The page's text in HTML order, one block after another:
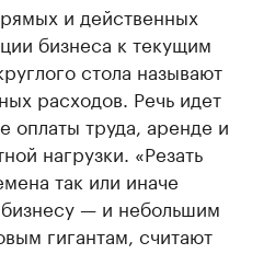
и действенных
бизнеса к текущим
стола называют
расходов. Речь идет
оплаты труда, аренде и
нагрузки. «Резать
так или иначе
— и небольшим
гигантам, считают